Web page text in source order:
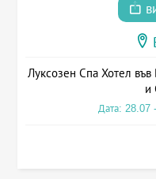
Луксозен Спа Хотел
и
Дата: 28.07